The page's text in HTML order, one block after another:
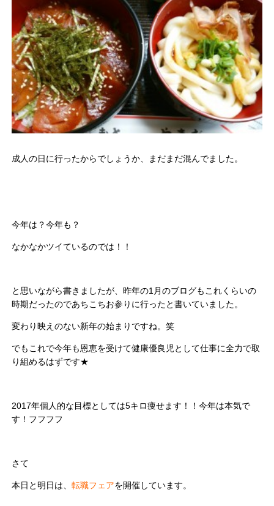
成人の日に行ったからでしょうか、まだまだ混んでました。
今年は？今年も？
なかなかツイているのでは！！
と思いながら書きましたが、昨年の1月のブログもこれくらいの
時期だったのであちこちお参りに行ったと書いていました。
変わり映えのない新年の始まりですね。笑
でもこれで今年も恩恵を受けて健康優良児として仕事に全力で取
り組めるはずです★
2017年個人的な目標としては5キロ痩せます！！今年は本気で
す！フフフフ
さて
本日と明日は、転職フェアを開催しています。